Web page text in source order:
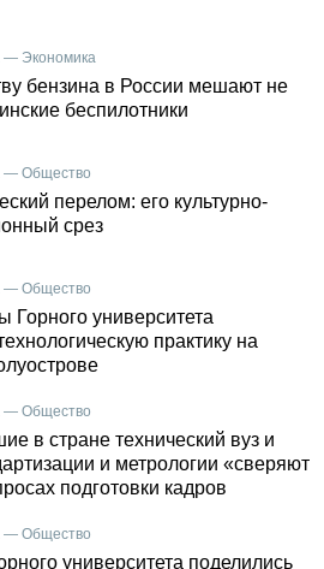
— Экономика
бензина в России мешают не
беспилотники
— Общество
перелом: его культурно-
срез
— Общество
Горного университета
практику на
— Общество
в стране технический вуз и
и метрологии «сверяют
подготовки кадров
— Общество
университета поделились